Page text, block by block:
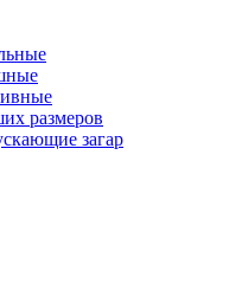
размеров
загар